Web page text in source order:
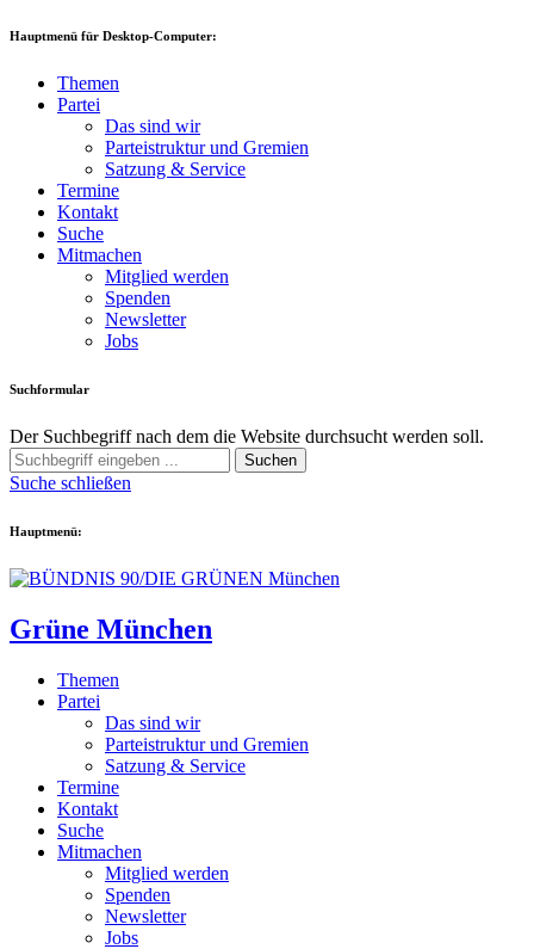
Hauptmenü für Desktop-Computer:
Themen
Partei
Das sind wir
Parteistruktur und Gremien
Satzung & Service
Termine
Kontakt
Suche
Mitmachen
Mitglied werden
Spenden
Newsletter
Jobs
Suchformular
Der Suchbegriff nach dem die Website durchsucht werden soll.
Suchen
Suche schließen
Hauptmenü:
Grüne München
Themen
Partei
Das sind wir
Parteistruktur und Gremien
Satzung & Service
Termine
Kontakt
Suche
Mitmachen
Mitglied werden
Spenden
Newsletter
Jobs